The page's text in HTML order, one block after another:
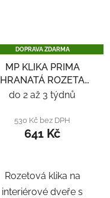
DOPRAVA ZDARMA
MP KLIKA PRIMA
HRANATÁ ROZETA
SQ6 - ČERNÁ
do 2 až 3 týdnů
530 Kč bez DPH
641 Kč
Rozetová klika na
interiérové ​​dveře s